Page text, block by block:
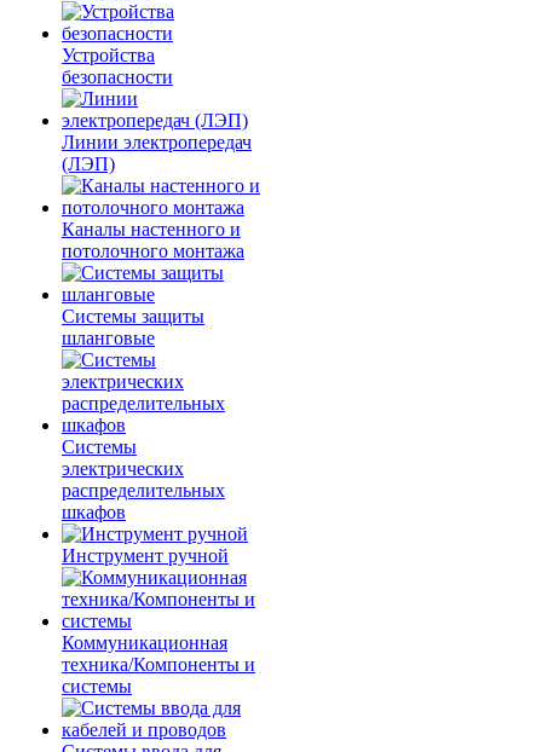
Устройства
безопасности
Линии электропередач
(ЛЭП)
Каналы настенного и
потолочного монтажа
Системы защиты
шланговые
Системы
электрических
распределительных
шкафов
Инструмент ручной
Коммуникационная
техника/Компоненты и
системы